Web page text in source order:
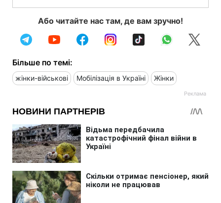
Або читайте нас там, де вам зручно!
Більше по темі:
жінки-військові Мобілізація в Україні Жінки